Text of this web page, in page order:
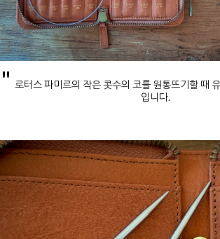
" 로터스 파미르의 작은 콧수의 코를 원통뜨기할 때
입니다.